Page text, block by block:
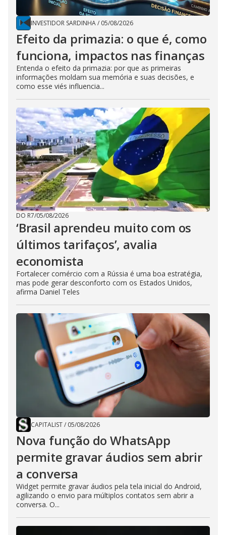
INVESTIDOR SARDINHA/ 05/08/2026
Efeito da primazia: o que é, como
funciona, impactos nas finanças
Entenda o efeito da primazia: por que as primeiras
informações moldam sua memória e suas decisões, e
como esse viés influencia...
DO R7/05/08/2026
‘Brasil aprendeu muito com os
últimos tarifaços’, avalia
economista
Fortalecer comércio com a Rússia é uma boa estratégia,
mas pode gerar desconforto com os Estados Unidos,
afirma Daniel Teles
CAPITALIST/ 05/08/2026
Nova função do WhatsApp
permite gravar áudios sem abrir
a conversa
Widget permite gravar áudios pela tela inicial do Android,
agilizando o envio para múltiplos contatos sem abrir a
conversa. O...